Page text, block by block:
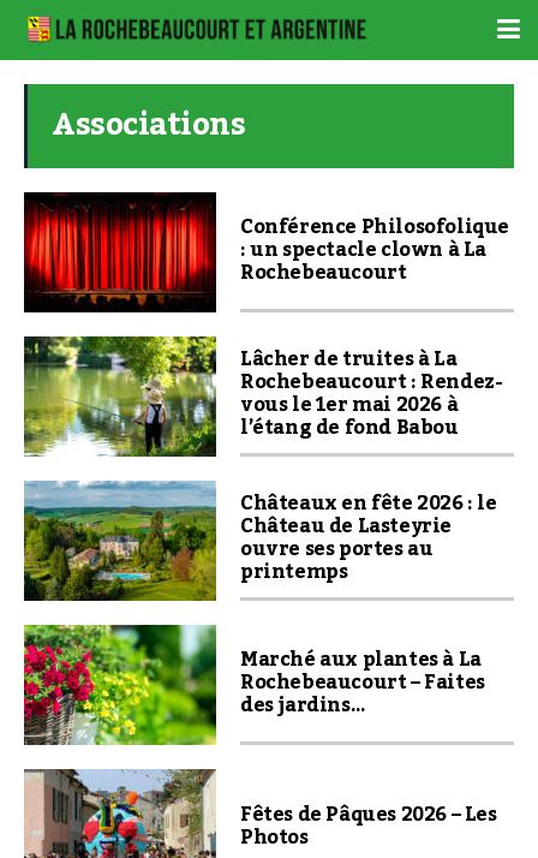
Associations
Conférence Philosofolique
: un spectacle clown à La
Rochebeaucourt
Lâcher de truites à La
Rochebeaucourt : Rendez-
vous le 1er mai 2026 à
l’étang de fond Babou
Châteaux en fête 2026 : le
Château de Lasteyrie
ouvre ses portes au
printemps
Marché aux plantes à La
Rochebeaucourt – Faites
des jardins…
Fêtes de Pâques 2026 – Les
Photos